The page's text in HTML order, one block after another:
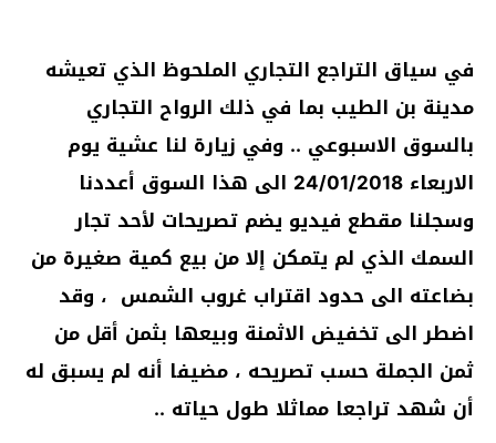
في سياق التراجع التجاري الملحوظ الذي تعيشه
مدينة بن الطيب بما في ذلك الرواح التجاري
بالسوق الاسبوعي .. وفي زيارة لنا عشية يوم
الاربعاء 24/01/2018 الى هذا السوق أعددنا
وسجلنا مقطع فيديو يضم تصريحات لأحد تجار
السمك الذي لم يتمكن إلا من بيع كمية صغيرة من
بضاعته الى حدود اقتراب غروب الشمس ، وقد
اضطر الى تخفيض الاثمنة وبيعها بثمن أقل من
ثمن الجملة حسب تصريحه ، مضيفا أنه لم يسبق له
أن شهد تراجعا مماثلا طول حياته ..